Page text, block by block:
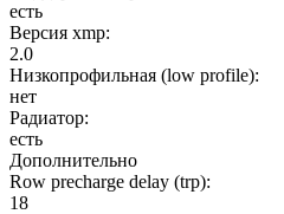
есть
Версия xmp:
2.0
Низкопрофильная (low profile):
нет
Радиатор:
есть
Дополнительно
Row precharge delay (trp):
18